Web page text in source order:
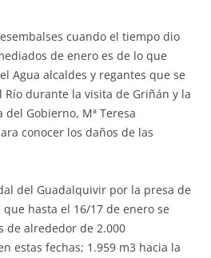
cuando el tiempo dio
de enero es de lo que
Agua alcaldes y regantes que se
durante la visita de Griñán y la
Gobierno, Mª Teresa
conocer los daños de las
del Guadalquivir por la presa de
hasta el 16/17 de enero se
de alrededor de 2.000
estas fechas; 1.959 m3 hacia la